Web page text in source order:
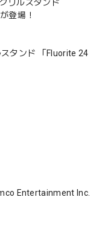
リルスタンド
登場！
タンド 「Fluorite 24
Entertainment Inc.